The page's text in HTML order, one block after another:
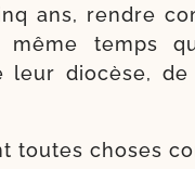
ans, rendre
même temps
leur dio­cèse, de
toutes choses